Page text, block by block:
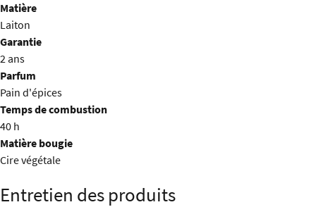
Matière
Laiton
Garantie
2 ans
Parfum
Pain d'épices
Temps de combustion
40 h
Matière bougie
Cire végétale
Entretien des produits